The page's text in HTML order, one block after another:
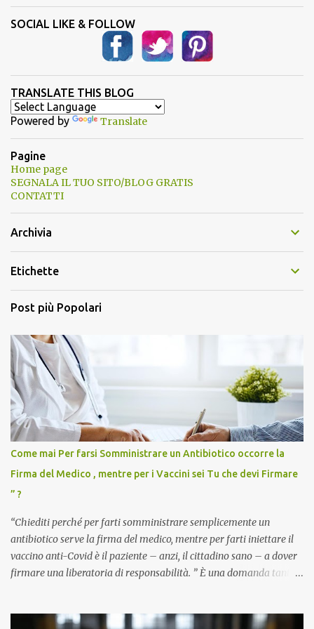
SOCIAL LIKE & FOLLOW
TRANSLATE THIS BLOG
Powered by Translate
Pagine
Home page
SEGNALA IL TUO SITO/BLOG GRATIS
CONTATTI
Archivia
Etichette
Post più Popolari
Come mai Per farsi Somministrare un Antibiotico occorre la
Firma del Medico , mentre per i Vaccini sei Tu che devi Firmare
” ?
“Chiediti perché per farti somministrare semplicemente un
antibiotico serve la firma del medico, mentre per farti iniettare il
vaccino anti-Covid è il paziente – anzi, il cittadino sano – a dover
firmare una liberatoria di responsabilità. ” È una domanda tanto
pandemia. Un interrogativo che dovrebbe scuotere chiunque abbia